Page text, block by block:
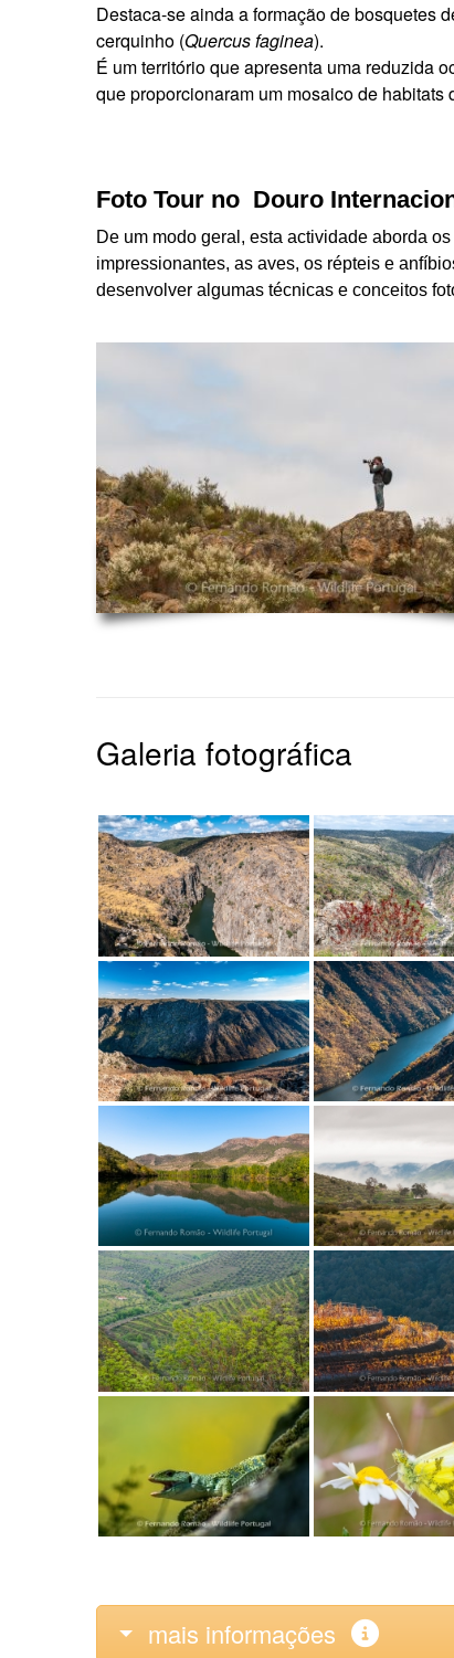
Destaca-se ainda a formação de bosquetes
cerquinho (Quercus faginea).
É um território que apresenta uma reduzida
que proporcionaram um mosaico de
Foto Tour no Douro
De um modo geral, esta actividade aborda
impressionantes, as aves, os répteis e
desenvolver algumas técnicas e conceitos
Galeria fotográfica
mais informações